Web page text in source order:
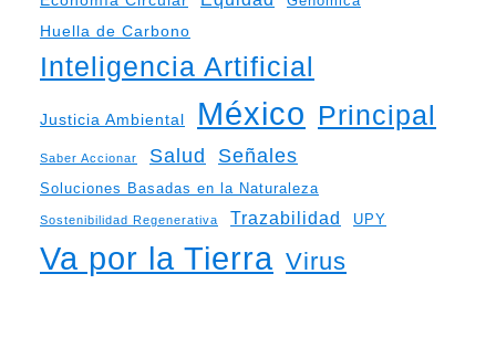
Huella de Carbono
Inteligencia Artificial
Justicia Ambiental México Principal
Saber Accionar Salud Señales
Soluciones Basadas en la Naturaleza
Sostenibilidad Regenerativa Trazabilidad UPY
Va por la Tierra Virus